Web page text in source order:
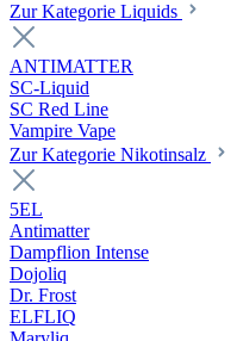
Zur Kategorie Liquids
ANTIMATTER
SC-Liquid
SC Red Line
Vampire Vape
Zur Kategorie Nikotinsalz
5EL
Antimatter
Dampflion Intense
Dojoliq
Dr. Frost
ELFLIQ